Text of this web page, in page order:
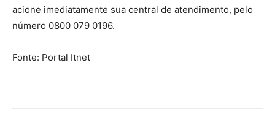
acione imediatamente sua central de atendimento, pelo
número 0800 079 0196.
Fonte: Portal Itnet